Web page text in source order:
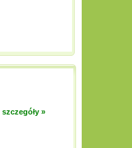
szczegóły »